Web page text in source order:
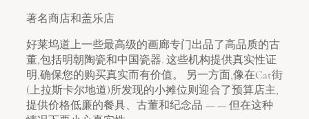
著名商店和盖乐店
好莱坞道上一些最高级的画廊专门出品了高品质的古
董,包括明朝陶瓷和中国瓷器. 这些机构提供真实性证
明,确保您的购买真实而有价值。 另一方面,像在Cat街
(上拉斯卡尔地道)所发现的小摊位则迎合了预算店主,
提供价格低廉的餐具、古董和纪念品 — — 但在这种